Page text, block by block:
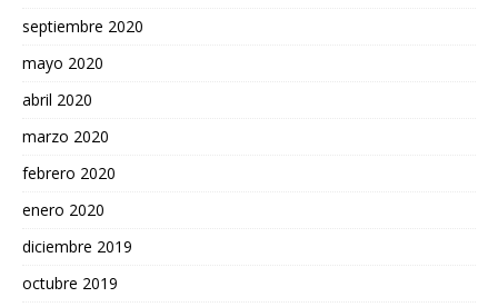
septiembre 2020
mayo 2020
abril 2020
marzo 2020
febrero 2020
enero 2020
diciembre 2019
octubre 2019